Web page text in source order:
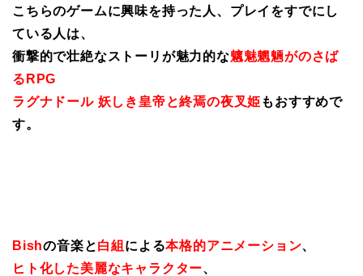
こちらのゲームに興味を持った人、プレイをすでにし
ている人は、
衝撃的で壮絶なストーリが魅力的な魑魅魍魎がのさば
るRPG
ラグナドール 妖しき皇帝と終焉の夜叉姫 もおすすめで
す。
Bishの音楽と白組 による本格的アニメーション、
ヒト化した美麗なキャラクター、